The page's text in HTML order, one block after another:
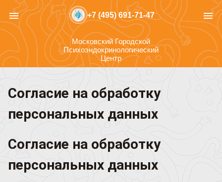
menu +7 (495) 691-71-47 menu
Московский Городской
Психоэндокринологический
Центр
Согласие на обработку
персональных данных
Согласие на обработку
персональных данных